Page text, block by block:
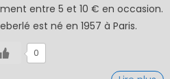
entre 5 et 10 € en occasion.
est né en 1957 à Paris.
0